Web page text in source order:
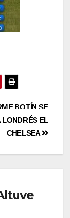
BOTÍN SE
LONDRÉS EL
CHELSEA